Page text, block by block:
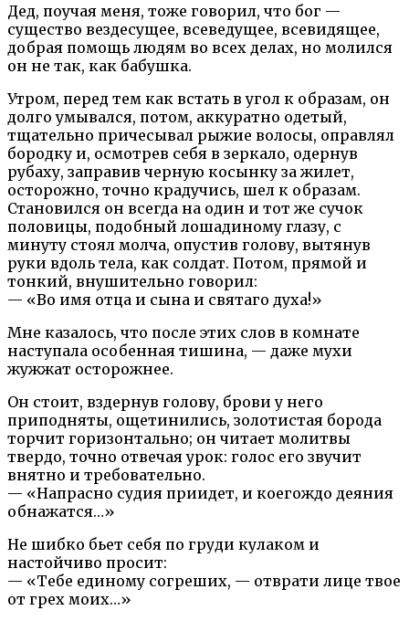
Дед, поучая меня, тоже говорил, что бог —
существо вездесущее, всеведущее, всевидящее,
добрая помощь людям во всех делах, но молился
он не так, как бабушка.
Утром, перед тем как встать в угол к образам, он
долго умывался, потом, аккуратно одетый,
тщательно причесывал рыжие волосы, оправлял
бородку и, осмотрев себя в зеркало, одернув
рубаху, заправив черную косынку за жилет,
осторожно, точно крадучись, шел к образам.
Становился он всегда на один и тот же сучок
половицы, подобный лошадиному глазу, с
минуту стоял молча, опустив голову, вытянув
руки вдоль тела, как солдат. Потом, прямой и
тонкий, внушительно говорил:
— «Во имя отца и сына и святаго духа!»
Мне казалось, что после этих слов в комнате
наступала особенная тишина, — даже мухи
жужжат осторожнее.
Он стоит, вздернув голову, брови у него
приподняты, ощетинились, золотистая борода
торчит горизонтально; он читает молитвы
твердо, точно отвечая урок: голос его звучит
внятно и требовательно.
— «Напрасно судия приидет, и коегождо деяния
обнажатся…»
Не шибко бьет себя по груди кулаком и
настойчиво просит:
— «Тебе единому согреших, — отврати лице твое
от грех моих…»